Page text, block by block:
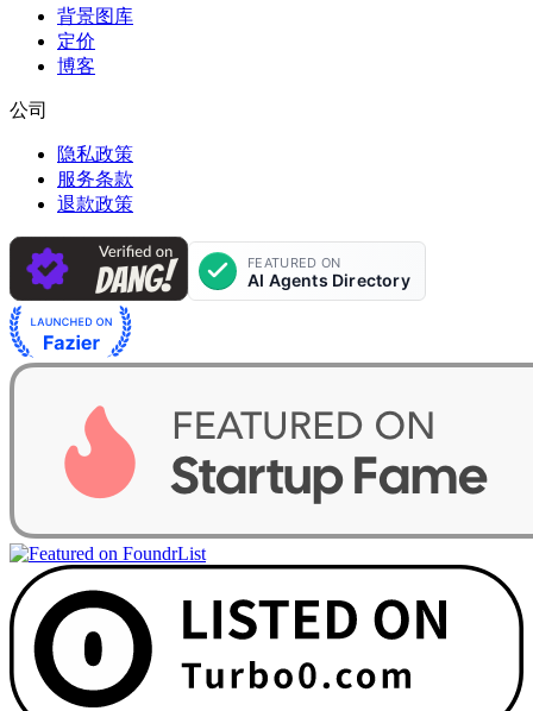
背景图库
定价
博客
公司
隐私政策
服务条款
退款政策